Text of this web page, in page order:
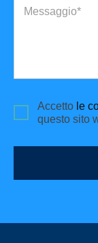
Messaggio*
Accetto le
questo sito